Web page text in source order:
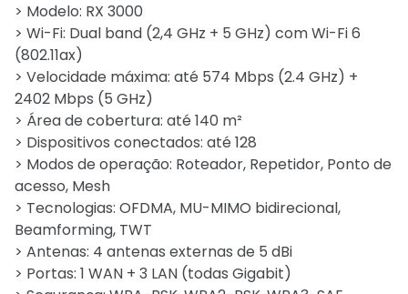
> Modelo: RX 3000
> Wi-Fi: Dual band (2,4 GHz + 5 GHz) com Wi-Fi 6
(802.11ax)
> Velocidade máxima: até 574 Mbps (2.4 GHz) +
2402 Mbps (5 GHz)
> Área de cobertura: até 140 m²
> Dispositivos conectados: até 128
> Modos de operação: Roteador, Repetidor, Ponto de
acesso, Mesh
> Tecnologias: OFDMA, MU-MIMO bidirecional,
Beamforming, TWT
> Antenas: 4 antenas externas de 5 dBi
> Portas: 1 WAN + 3 LAN (todas Gigabit)